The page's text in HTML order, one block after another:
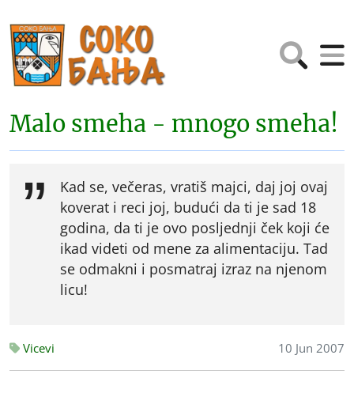
Malo smeha - mnogo smeha!
Kad se, večeras, vratiš majci, daj joj ovaj
koverat i reci joj, budući da ti je sad 18
godina, da ti je ovo posljednji ček koji će
ikad videti od mene za alimentaciju. Tad
se odmakni i posmatraj izraz na njenom
licu!
Vicevi 10 Jun 2007